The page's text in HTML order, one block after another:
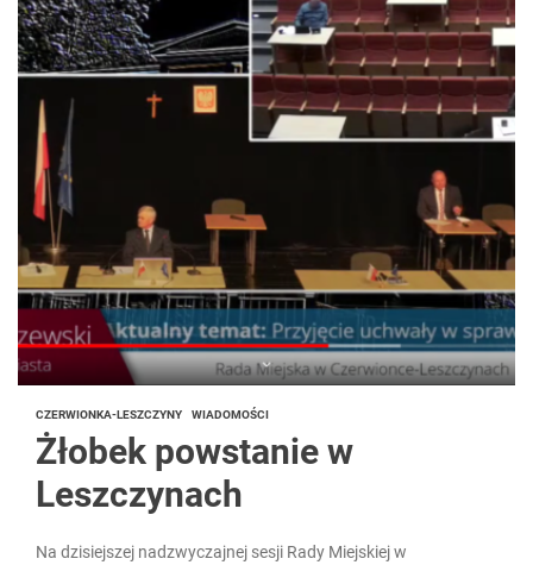
CZERWIONKA-LESZCZYNY WIADOMOŚCI
Żłobek powstanie w
Leszczynach
Na dzisiejszej nadzwyczajnej sesji Rady Miejskiej w